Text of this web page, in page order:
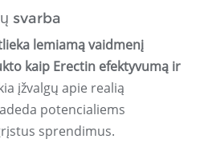
svarba
lemiamą vaidmenį
kaip Erectin efektyvumą ir
įžvalgų apie realią
potencialiems
sprendimus.